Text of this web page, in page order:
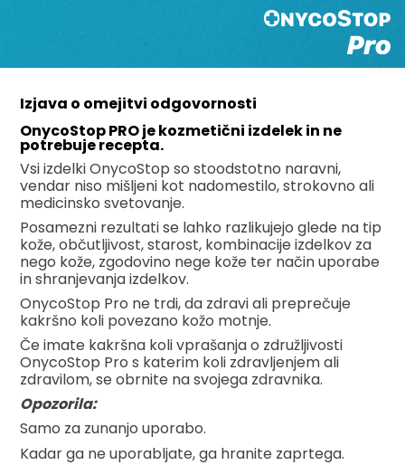
Izjava o omejitvi odgovornosti
OnycoStop PRO je kozmetični izdelek in ne
potrebuje recepta.
Vsi izdelki OnycoStop so stoodstotno naravni,
vendar niso mišljeni kot nadomestilo, strokovno ali
medicinsko svetovanje.
Posamezni rezultati se lahko razlikujejo glede na tip
kože, občutljivost, starost, kombinacije izdelkov za
nego kože, zgodovino nege kože ter način uporabe
in shranjevanja izdelkov.
OnycoStop Pro ne trdi, da zdravi ali preprečuje
kakršno koli povezano kožo motnje.
Če imate kakršna koli vprašanja o združljivosti
OnycoStop Pro s katerim koli zdravljenjem ali
zdravilom, se obrnite na svojega zdravnika.
Opozorila:
Samo za zunanjo uporabo.
Kadar ga ne uporabljate, ga hranite zaprtega.